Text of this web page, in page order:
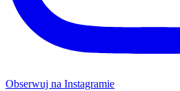
Obserwuj na Instagramie